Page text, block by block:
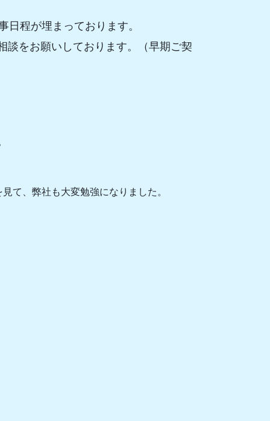
程が埋まっております。
談をお願いしております。（早期ご契
て、弊社も大変勉強になりました。